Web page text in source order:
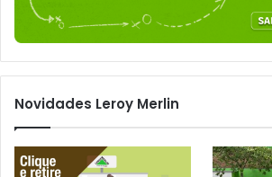
Novidades Leroy Merlin